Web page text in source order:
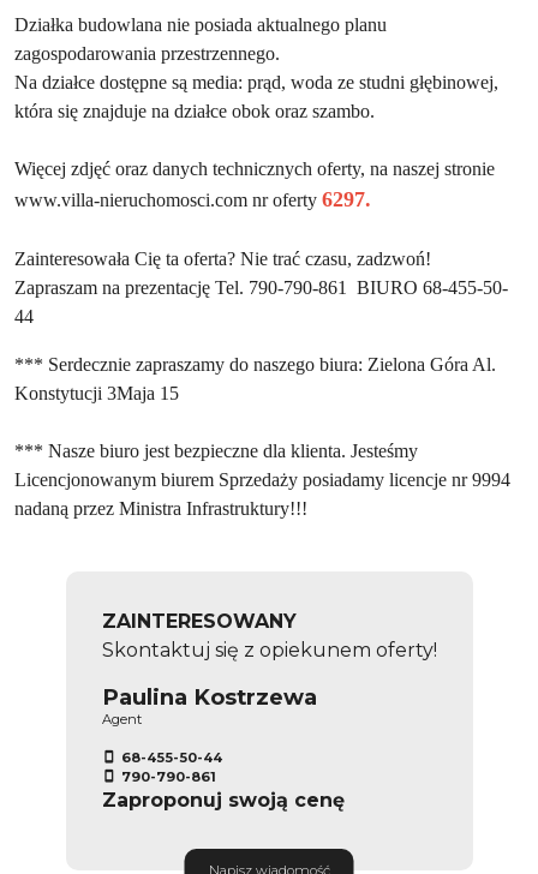
Działka budowlana nie posiada aktualnego planu
zagospodarowania przestrzennego.
Na działce dostępne są media: prąd, woda ze studni głębinowej,
która się znajduje na działce obok oraz szambo.
Więcej zdjęć oraz danych technicznych oferty, na naszej stronie
www.villa-nieruchomosci.com nr oferty 6297.
Zainteresowała Cię ta oferta? Nie trać czasu, zadzwoń!
Zapraszam na prezentację Tel. 790-790-861 BIURO 68-455-50-
44
*** Serdecznie zapraszamy do naszego biura: Zielona Góra Al.
Konstytucji 3Maja 15
*** Nasze biuro jest bezpieczne dla klienta. Jesteśmy
Licencjonowanym biurem Sprzedaży posiadamy licencje nr 9994
nadaną przez Ministra Infrastruktury!!!
Paulina Kostrzewa
Agent
68-455-50-44
790-790-861
Napisz wiadomość
ZAINTERESOWANY
Skontaktuj się z opiekunem oferty!
Zaproponuj swoją cenę